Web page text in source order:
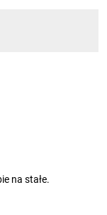
na stałe.